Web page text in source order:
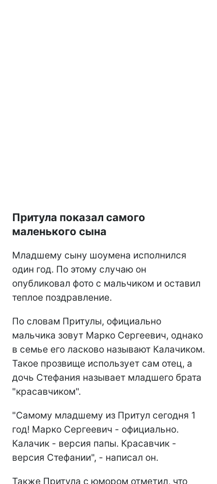
Притула показал самого
маленького сына
Младшему сыну шоумена исполнился
один год. По этому случаю он
опубликовал фото с мальчиком и оставил
теплое поздравление.
По словам Притулы, официально
мальчика зовут Марко Сергеевич, однако
в семье его ласково называют Калачиком.
Такое прозвище использует сам отец, а
дочь Стефания называет младшего брата
"красавчиком".
"Самому младшему из Притул сегодня 1
год! Марко Сергеевич - официально.
Калачик - версия папы. Красавчик -
версия Стефании", - написал он.
Также Притула с юмором отметил, что